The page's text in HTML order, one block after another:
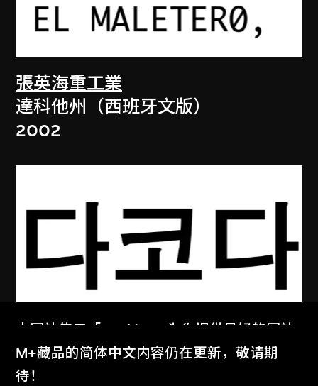
張英海重工業
達科他州（西班牙文版）
2002
張英海重工業
達科他州（韓文版）
本网站使用「Cookies」为你提供最好的网站
体验。
了解更多
M+藏品的简体中文内容仍在更新，敬请期
待！